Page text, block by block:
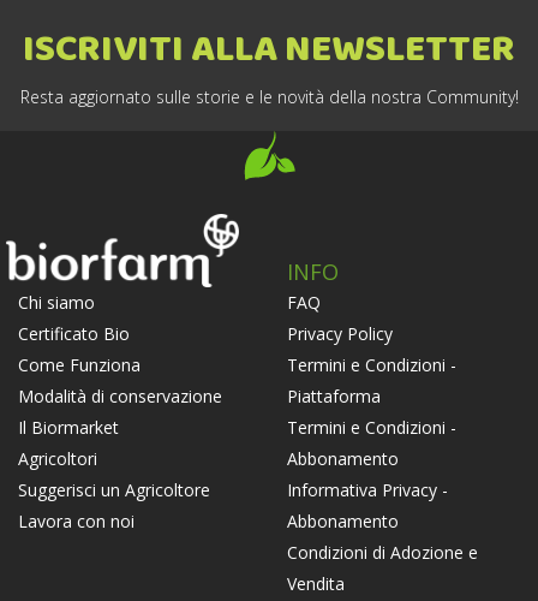
ISCRIVITI ALLA NEWSLETTER
Resta aggiornato sulle storie e le novità della nostra Community!
Chi siamo
Certificato Bio
Come Funziona
Modalità di conservazione
Il Biormarket
Agricoltori
Suggerisci un Agricoltore
Lavora con noi
INFO
FAQ
Privacy Policy
Termini e Condizioni -
Piattaforma
Termini e Condizioni -
Abbonamento
Informativa Privacy -
Abbonamento
Condizioni di Adozione e
Vendita